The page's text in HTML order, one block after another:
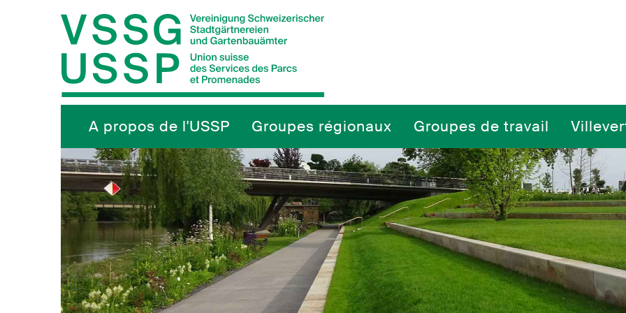
Navigieren in VSSG/USSP
Schnellnavigation
A propos de l'USSP Groupes régionaux Groupes de travail